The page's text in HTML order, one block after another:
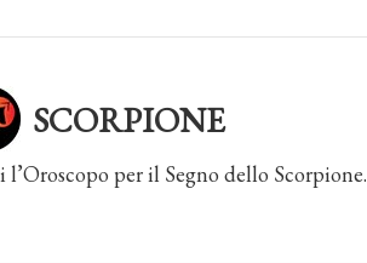
SCORPIONE
l’Oroscopo per il Segno dello Scorpione.